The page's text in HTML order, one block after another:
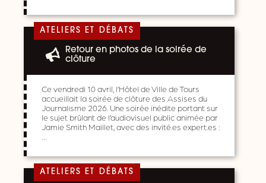
ATELIERS ET DÉBATS
Retour en photos de la soirée de
clôture
Ce vendredi 10 avril, l’Hôtel de Ville de Tours
accueillait la soirée de clôture des Assises du
Journalisme 2026. Une soirée inédite portant sur
le sujet brûlant de l’audiovisuel public animée par
Jamie Smith Maillet, avec des invité.es expert.es :
ATELIERS ET DÉBATS